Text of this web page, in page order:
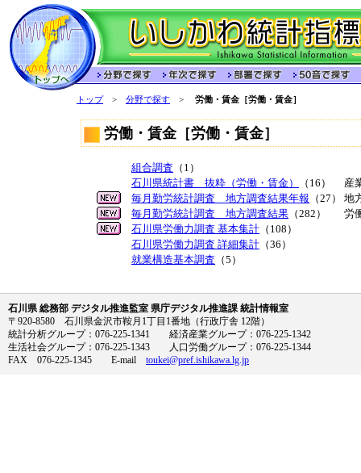
トップ> 分野で探す > 労働・賃金［労働・賃金］
労働・賃金［労働・賃金］
組合調査 （1）
石川県統計書 抜粋（労働・賃金）
（16）
産
毎月勤労統計調査 地方調査結果年報 （27）
地
毎月勤労統計調査 地方調査結果 （282）
労
石川県労働力調査 基本集計 （108）
石川県労働力調査 詳細集計 （36）
就業構造基本調査 （5）
石川県 総務部 デジタル推進監室 県庁デジタル推進課 統計情報室
〒920-8580 石川県金沢市鞍月1丁目1番地（行政庁舎 12階）
統計分析グループ：076-225-1341 経済産業グループ：076-225-1342
生活社会グループ：076-225-1343 人口労働グループ：076-225-1344
FAX 076-225-1345 E-mail toukei@pref.ishikawa.lg.jp